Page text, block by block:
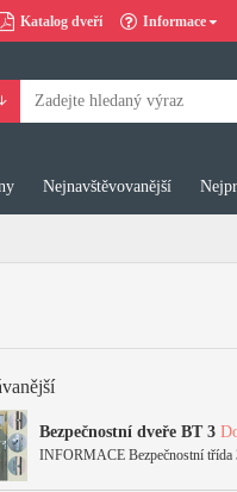
Katalog dveří Informace
Nejnavštěvovanější
Bezpečnostní dveře BT 3
INFORMACE Bezpečnostní třída